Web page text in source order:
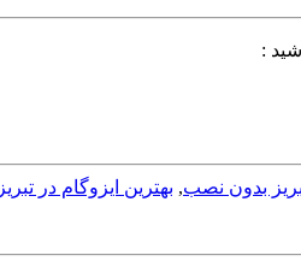
:
بدون نصب, بهترین ایزوگام در تبریز